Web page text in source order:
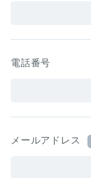
電話番号
メールアドレス